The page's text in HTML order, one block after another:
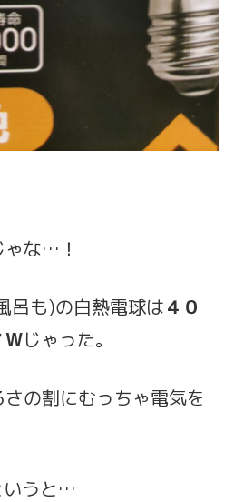
ゃな…！
呂も)の白熱電球は４０
Wじゃった。
の割にむっちゃ電気を
いうと…